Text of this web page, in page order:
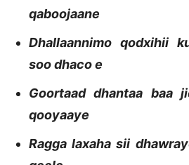
qaboojaane
Dhallaannimo qodxihii
soo dhaco e
Goortaad dhantaa baa
qooyaaye
Ragga laxaha sii